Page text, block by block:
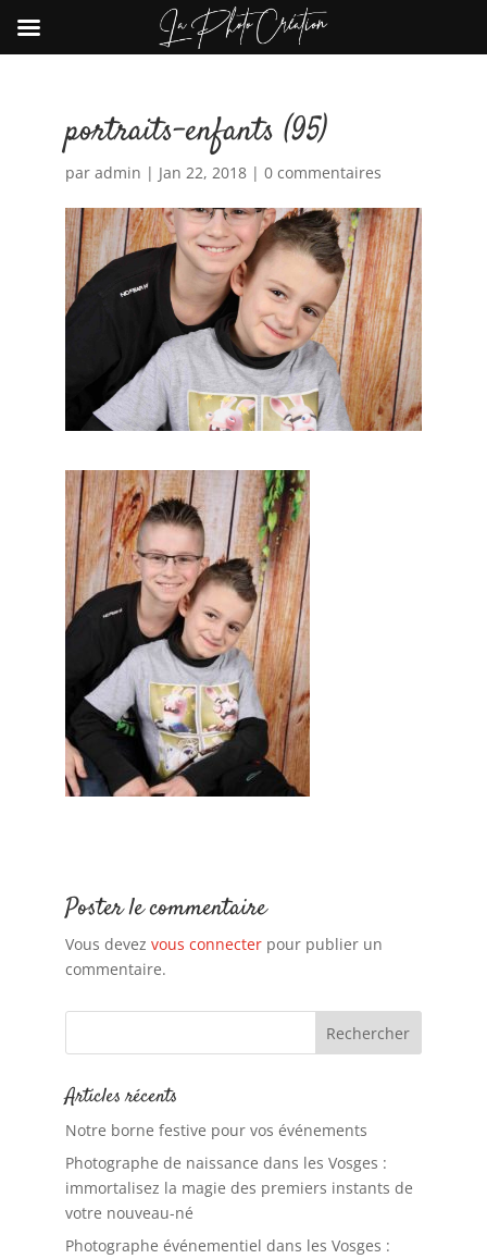
portraits-enfants (95)
par admin | Jan 22, 2018| 0 commentaires
Poster le commentaire
Vous devez vous connecterpour publier un
commentaire.
Articles récents
Notre borne festive pour vos événements
Photographe de naissance dans les Vosges :
immortalisez la magie des premiers instants de
votre nouveau-né
Photographe événementiel dans les Vosges :